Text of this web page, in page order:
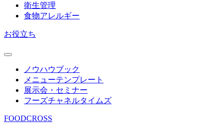
衛生管理
食物アレルギー
お役立ち
ノウハウブック
メニューテンプレート
展示会・セミナー
フーズチャネルタイムズ
FOODCROSS